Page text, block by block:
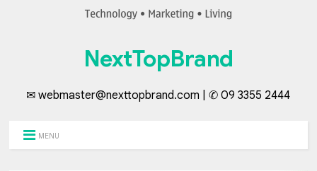
NextTopBrand
✉ webmaster@nexttopbrand.com | ✆ 09 3355 2444
MENU